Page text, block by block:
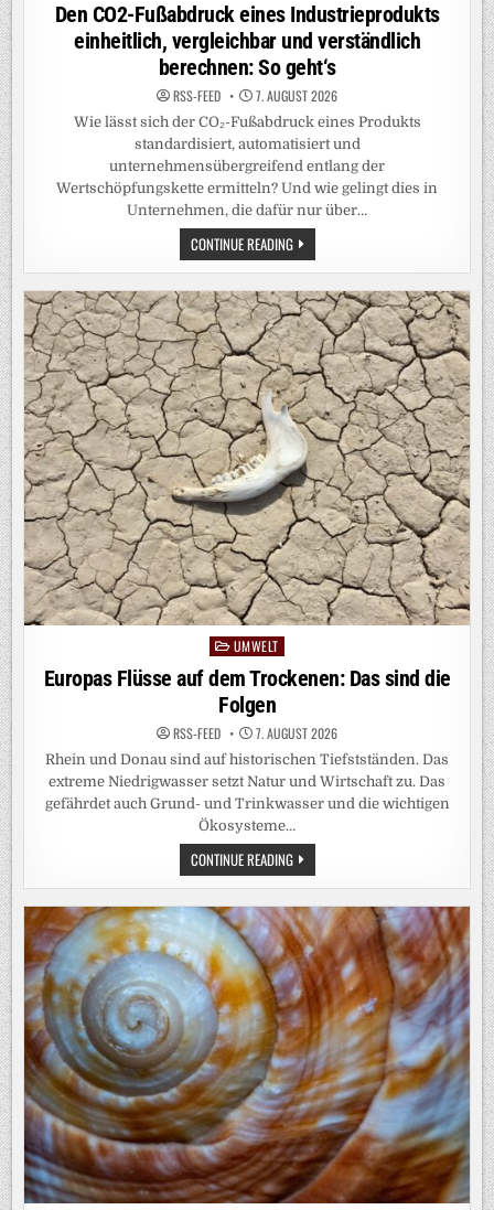
Den CO2-Fußabdruck eines Industrieprodukts
einheitlich, vergleichbar und verständlich
berechnen: So geht‘s
RSS-FEED 7. AUGUST 2026
Wie lässt sich der CO₂-Fußabdruck eines Produkts
standardisiert, automatisiert und
unternehmensübergreifend entlang der
Wertschöpfungskette ermitteln? Und wie gelingt dies in
Unternehmen, die dafür nur über…
CONTINUE READINGDEN
CO2-
FUSSABDRUCK E
INES I
NDUSTRIEPRODUKTS E
INHEITLICH, V
ERGLEICHBAR U
ND V
ERSTÄNDLICH B
ERECHNEN: S
O G
EHT‘S
Posted
in
UMWELT
Europas Flüsse auf dem Trockenen: Das sind die
Folgen
RSS-FEED 7. AUGUST 2026
Rhein und Donau sind auf historischen Tiefstständen. Das
extreme Niedrigwasser setzt Natur und Wirtschaft zu. Das
gefährdet auch Grund- und Trinkwasser und die wichtigen
Ökosysteme…
CONTINUE READINGEUROPAS
FLÜSSE
AUF
TROCKENEN:
DAS
SIND
DIE
FOLGEN